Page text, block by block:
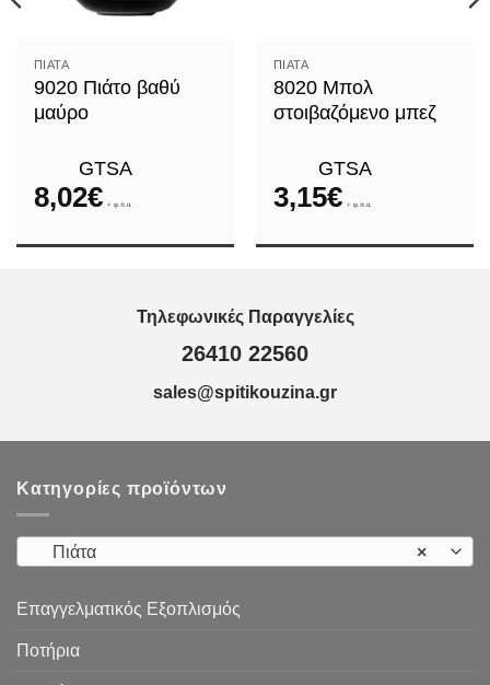
ΠΙΆΤΑ
9020 Πιάτο βαθύ
μαύρο
GTSA
8,02€ + φ.π.α.
ΠΙΆΤΑ
8020 Μπολ
στοιβαζόμενο μπεζ
GTSA
3,15€ + φ.π.α.
Τηλεφωνικές Παραγγελίες
26410 22560
sales@spitikouzina.gr
Κατηγορίες προϊόντων
×
Πιάτα
Επαγγελματικός Εξοπλισμός
Ποτήρια